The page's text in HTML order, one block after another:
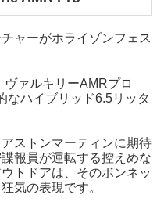
ャーがホライゾンフェス
ァルキリーAMRプロ
なハイブリッド6.5リッタ
ストンマーティンに期待
報員が運転する控えめな
トドアは、そのボンネッ
気の表現です。